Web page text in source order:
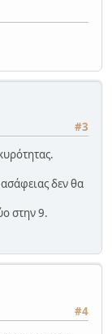
#3
δεν θα
στην 9.
#4